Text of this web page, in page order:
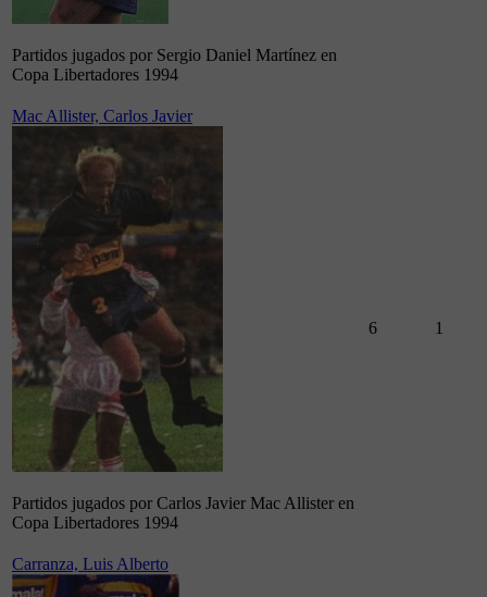
Partidos jugados por Sergio Daniel Martínez en
Copa Libertadores 1994
Mac Allister, Carlos Javier
Partidos jugados por Carlos Javier Mac Allister en
Copa Libertadores 1994
6 1
Carranza, Luis Alberto